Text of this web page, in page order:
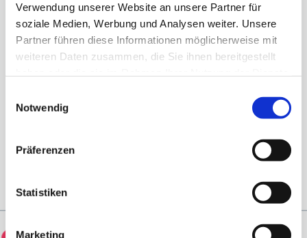
Verwendung unserer Website an unsere Partner für
soziale Medien, Werbung und Analysen weiter. Unsere
Partner führen diese Informationen möglicherweise mit
weiteren Daten zusammen, die Sie ihnen bereitgestellt
Notwendig
Präferenzen
Statistiken
Marketing
Wer wählt das Thema aus, das beim
Jugendparlament besprochen wird?
Wo übernachten und essen wir?
Jugendparlament?
Werde ich auch Politikerinnen und Politiker